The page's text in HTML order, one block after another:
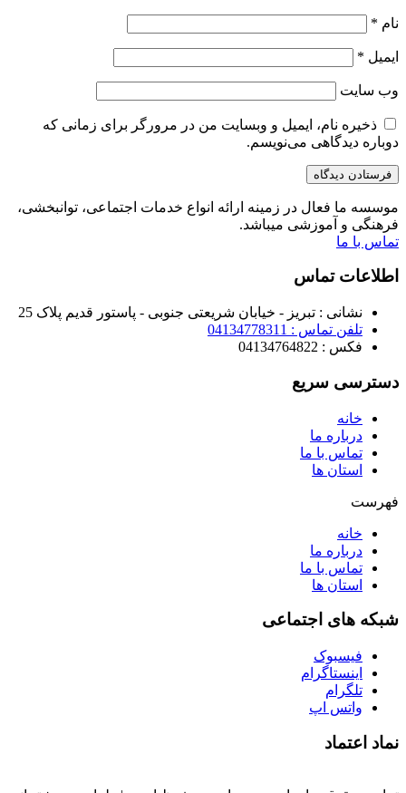
نام *
ایمیل *
وب‌ سایت
ذخیره نام، ایمیل و وبسایت من در مرورگر برای زمانی که
دوباره دیدگاهی می‌نویسم.
موسسه ما فعال در زمینه ارائه انواع خدمات اجتماعی، توانبخشی،
فرهنگی و آموزشی میباشد.
تماس با ما
اطلاعات تماس
نشانی : تبریز - خیابان شریعتی جنوبی - پاستور قدیم پلاک 25
تلفن تماس : 04134778311
فکس : 04134764822
دسترسی سریع
خانه
درباره ما
تماس با ما
استان ها
فهرست
خانه
درباره ما
تماس با ما
استان ها
شبکه های اجتماعی
فیسبوک
اینستاگرام
تلگرام
واتس اپ
نماد اعتماد